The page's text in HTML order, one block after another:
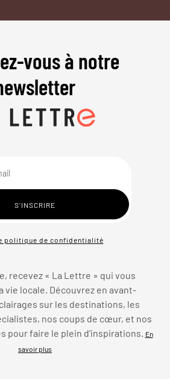
vous à notre
politique de confidentialité
recevez « La Lettre » qui vous
vie locale. Découvrez en avant-
sur les destinations, les
nos coups de cœur, et nos
pour faire le plein d’inspirations.
En
savoir plus